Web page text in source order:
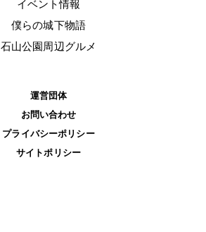
イベント情報
僕らの城下物語
石山公園周辺グルメ
運営団体
お問い合わせ
プライバシーポリシー
サイトポリシー